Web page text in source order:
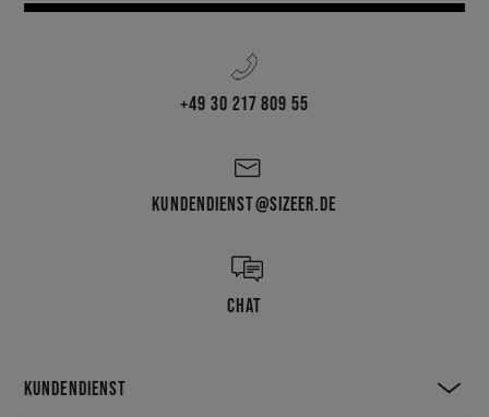
+49 30 217 809 55
KUNDENDIENST@SIZEER.DE
CHAT
KUNDENDIENST